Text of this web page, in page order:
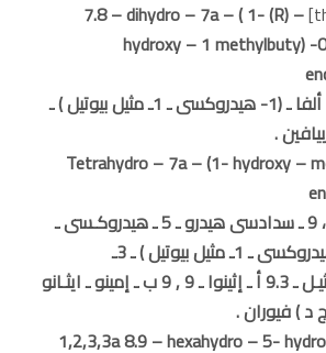
7.8 – dihydro – 7a – ( 1- (R) –
hydroxy – 1 methylbuty)
أو رباعى هيدرو ـ 7 ألفا ـ (1- هيدروكسى ـ 1ـ مثيل بيوتيل ) ـ
Tetrahydro – 7a – (1- hydroxy –
أو 1، 2، 3، 3، أ ، 8 ، 9 ـ سدادسى هيدرو ـ 5 ـ هيدروكـسى ـ
2ـ ألفـا ـ (1 (ر) (ـ هيدروكسى ـ 1ـ مثيل بيوتيل ) ـ 3ـ
ميثوكـسى ـ 12ـ مثيـل ـ 9.3 أ ـ إثينوا ـ 9 , 9 ب ـ إمينو ـ ايثـانو
1,2,3,3a 8.9 – hexahydro – 5-